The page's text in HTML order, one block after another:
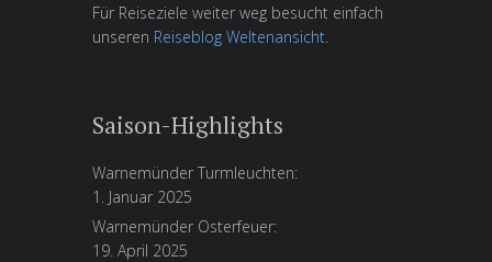
Für Reiseziele weiter weg besucht einfach
unseren Reiseblog Weltenansicht.
Saison-Highlights
Warnemünder Turmleuchten:
1. Januar 2025
Warnemünder Osterfeuer:
19. April 2025